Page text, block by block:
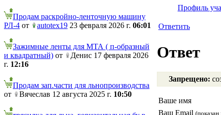
Продам раскройно-ленточную машину
РЛ-4 от autotex19 23 февраля 2026 г. 06:01
Зажимные ленты для МТА ( п-образный
и квадратный) от
Денис 17 февраля 2026
г. 12:16
Продам зап.части для льнопроизводства
от
Вячеслав 12 августа 2025 г. 10:50
Профиль
Ответить
Ответ
Запрещено:
Ваше имя
Ваш Email (показан